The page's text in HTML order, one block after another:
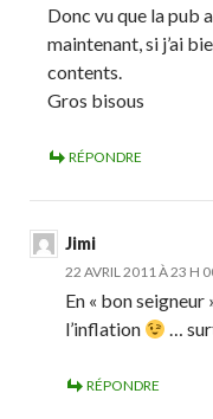
Donc vu que la pub
maintenant, si j’ai
contents.
Gros bisous
RÉPONDRE
Jimi
22 AVRIL 2011 À 23 H
En « bon seigneur
l’inflation
…
RÉPONDRE